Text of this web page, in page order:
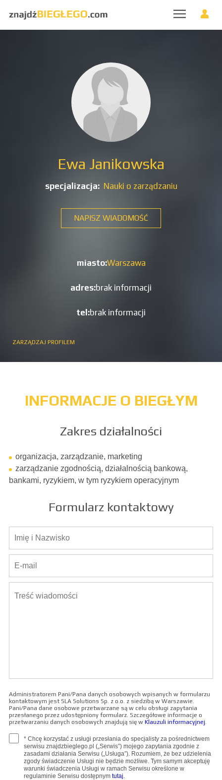
Ewa Janikowska
specjalizacja: Nauki o zarządzaniu
NAPISZ WIADOMOŚĆ
miasto:Warszawa
adres:brak informacji
tel:brak informacji
ZARZĄDZAJ PROFILEM
INFORMACJE O BIEGŁYM
Zakres działalności
organizacja, zarządzanie, marketing
zarządzanie zgodnością, działalnością bankową,
bankami, ryzykiem, w tym ryzykiem operacyjnym
Formularz kontaktowy
Administratorem Pani/Pana danych osobowych wpisanych w formularzu
kontaktowym jest SLA Solutions Sp. z o.o. z siedzibą w Warszawie.
Pani/Pana dane osobowe przetwarzane są w celu obsługi zapytania
przesłanego przez udostępniony formularz. Szczegółowe informacje o
przetwarzaniu danych osobowych znajdują się w Klauzuli informacyjnej.
* Chcę korzystać z usługi przesłania do specjalisty za pośrednictwem
serwisu znajdzbieglego.pl („Serwis”) mojego zapytania zgodnie z
zasadami działania Serwisu („Usługa”). Rozumiem, że bez udzielenia
zgody świadczenie Usługi nie będzie możliwe. Tym samym akceptuję
warunki świadczenia Usługi w ramach Serwisu określone w
regulaminie Serwisu dostępnym tutaj.